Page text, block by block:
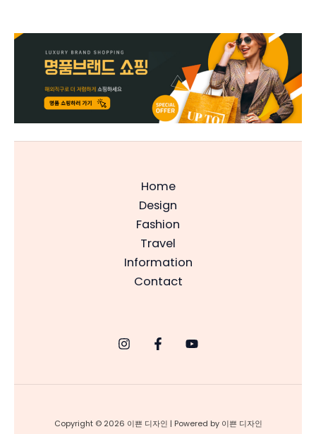
Home
Design
Fashion
Travel
Information
Contact
Copyright © 2026 이쁜 디자인 | Powered by 이쁜 디자인